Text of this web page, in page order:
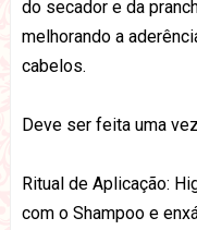
do secador e da
melhorando a
cabelos.
Deve ser feita uma
Ritual de Aplicação:
com o Shampoo e